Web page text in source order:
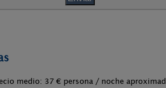
medio: 37 € persona / noche